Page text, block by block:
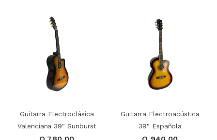
Guitarra Electroclásica
Valenciana 39" Sunburst
Guitarra Electroacústica
39" Española